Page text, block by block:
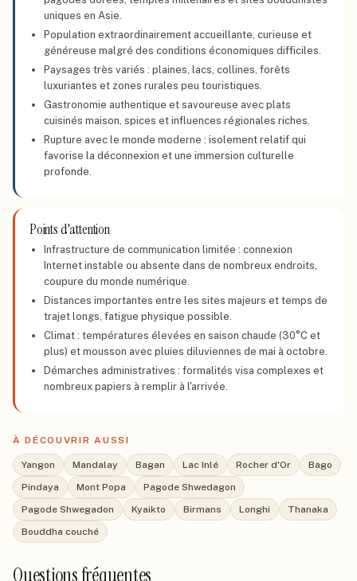
uniques en Asie.
Population extraordinairement accueillante, curieuse et
généreuse malgré des conditions économiques difficiles.
Paysages très variés : plaines, lacs, collines, forêts
luxuriantes et zones rurales peu touristiques.
Gastronomie authentique et savoureuse avec plats
cuisinés maison, spices et influences régionales riches.
Rupture avec le monde moderne : isolement relatif qui
favorise la déconnexion et une immersion culturelle
profonde.
Points d'attention
Infrastructure de communication limitée : connexion
Internet instable ou absente dans de nombreux endroits,
coupure du monde numérique.
Distances importantes entre les sites majeurs et temps de
trajet longs, fatigue physique possible.
Climat : températures élevées en saison chaude (30°C et
plus) et mousson avec pluies diluviennes de mai à octobre.
Démarches administratives : formalités visa complexes et
nombreux papiers à remplir à l'arrivée.
À DÉCOUVRIR AUSSI
Yangon Mandalay Bagan Lac Inlé Rocher d'Or
Bago
Pindaya
Mont Popa
Pagode Shwedagon
Pagode Shwegadon
Kyaikto Birmans Longhi
Thanaka
Bouddha couché
Questions fréquentes